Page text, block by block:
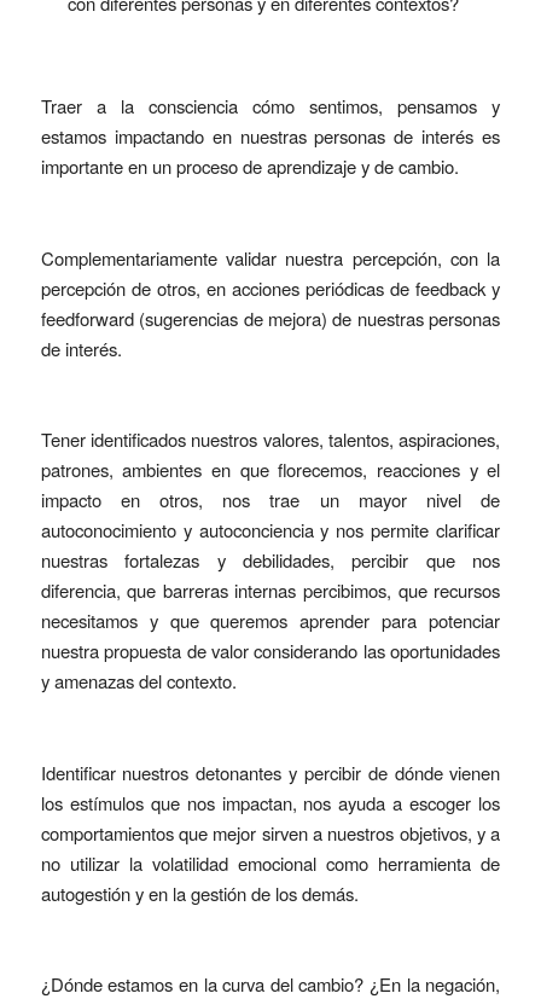
Traer a la consciencia cómo sentimos, pensamos y
estamos impactando en nuestras personas de interés es
importante en un proceso de aprendizaje y de cambio.
Complementariamente validar nuestra percepción, con la
percepción de otros, en acciones periódicas de feedback y
feedforward (sugerencias de mejora) de nuestras personas
de interés.
Tener identificados nuestros valores, talentos, aspiraciones,
patrones, ambientes en que florecemos, reacciones y el
impacto en otros, nos trae un mayor nivel de
autoconocimiento y autoconciencia y nos permite clarificar
nuestras fortalezas y debilidades, percibir que nos
diferencia, que barreras internas percibimos, que recursos
necesitamos y que queremos aprender para potenciar
nuestra propuesta de valor considerando las oportunidades
y amenazas del contexto.
Identificar nuestros detonantes y percibir de dónde vienen
los estímulos que nos impactan, nos ayuda a escoger los
comportamientos que mejor sirven a nuestros objetivos, y a
no utilizar la volatilidad emocional como herramienta de
autogestión y en la gestión de los demás.
¿Dónde estamos en la curva del cambio? ¿En la negación,